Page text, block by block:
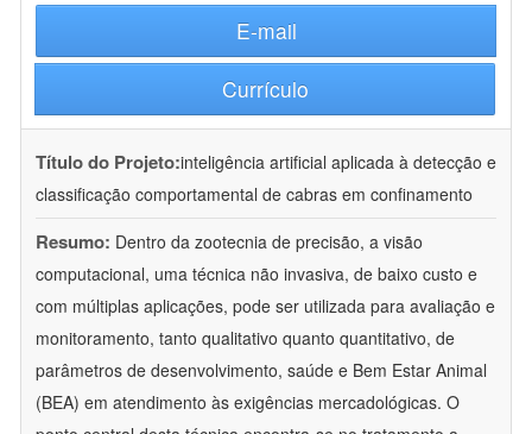
E-mail
Currículo
Título do Projeto:inteligência artificial aplicada à detecção e
classificação comportamental de cabras em confinamento
Resumo: Dentro da zootecnia de precisão, a visão
computacional, uma técnica não invasiva, de baixo custo e
com múltiplas aplicações, pode ser utilizada para avaliação e
monitoramento, tanto qualitativo quanto quantitativo, de
parâmetros de desenvolvimento, saúde e Bem Estar Animal
(BEA) em atendimento às exigências mercadológicas. O